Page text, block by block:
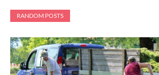
RANDOM POSTS